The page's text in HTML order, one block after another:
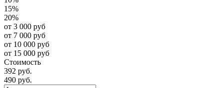
15%
20%
от 3 000 руб
от 7 000 руб
от 10 000 руб
от 15 000 руб
Стоимость
392 руб.
490 руб.